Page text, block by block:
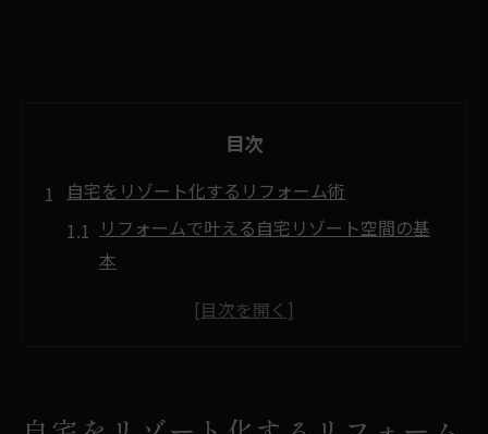
目次
自宅をリゾート化するリフォーム術
リフォームで叶える自宅リゾート空間の基
本
リゾートマンション風リフォームの発想法